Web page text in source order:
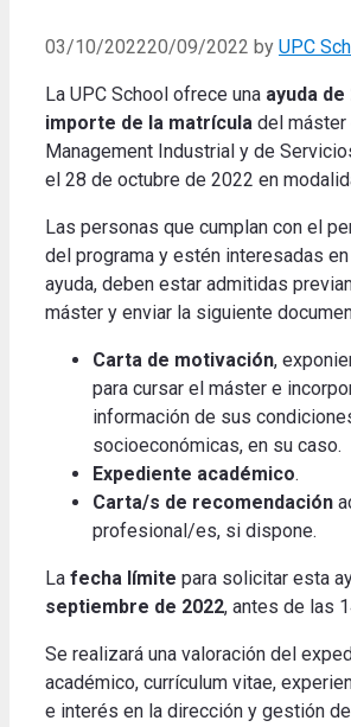
03/10/202220/09/2022 by UPC
La UPC School ofrece una ayuda de
importe de la matrícula del máster
Management Industrial y de
el 28 de octubre de 2022 en
Las personas que cumplan con el
del programa y estén interesadas
ayuda, deben estar admitidas
máster y enviar la siguiente
Carta de motivación,
para cursar el máster e
información de sus
socioeconómicas, en su caso.
Expediente académico.
Carta/s de recomendación
profesional/es, si dispone.
La fecha límite para solicitar esta
septiembre de 2022, antes de las
Se realizará una valoración del
académico, currículum vitae,
e interés en la dirección y gestión